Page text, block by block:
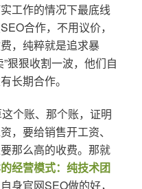
工作的情况下最底线
合作，不用议价，
，纯粹就是追求暴
狠狠收割一波，他们自
长期合作。
个账、那个账，证明
，要给销售开工资、
那么高的收费。那就
经营模式：纯技术团
身官网SEO做的好，